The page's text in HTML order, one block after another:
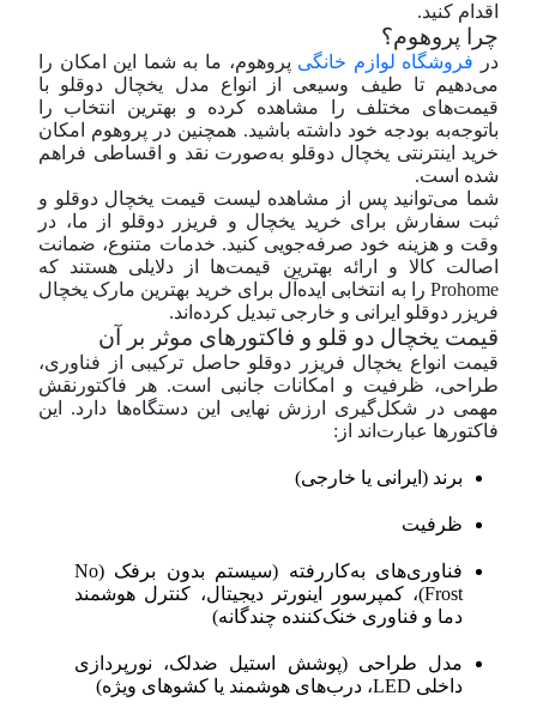
اقدام کنید.
چرا پروهوم؟
در فروشگاه لوازم خانگی پروهوم، ما به شما این امکان را
می‌دهیم تا طیف وسیعی از انواع مدل یخچال دوقلو با
قیمت‌های مختلف را مشاهده کرده و بهترین انتخاب را
با‌توجه‌به بودجه خود داشته باشید. همچنین در پروهوم امکان
خرید اینترنتی یخچال دوقلو به‌صورت نقد و اقساطی فراهم
شده است.
شما می‌توانید پس از مشاهده لیست قیمت یخچال دوقلو و
ثبت سفارش برای خرید یخچال و فریزر دوقلو از ما، در
وقت و هزینه خود صرفه‌جویی کنید. خدمات متنوع، ضمانت
اصالت کالا و ارائه بهترین قیمت‌ها از دلایلی هستند که
Prohome را به انتخابی ایده‌آل برای خرید بهترین مارک یخچال
فریزر دوقلو ایرانی و خارجی تبدیل کرده‌اند.
قيمت يخچال دو قلو و فاکتورهای موثر بر آن
قیمت انواع یخچال فریزر دوقلو حاصل ترکیبی از فناوری،
طراحی، ظرفیت و امکانات جانبی است. هر فاکتورنقش
مهمی در شکل‌گیری ارزش نهایی این دستگاه‌ها دارد. این
فاکتورها عبارت‌اند از:
برند (ایرانی یا خارجی)
ظرفیت
فناوری‌های به‌کاررفته (سیستم بدون برفک (No
Frost)، کمپرسور اینورتر دیجیتال، کنترل هوشمند
دما و فناوری خنک‌کننده چندگانه)
مدل طراحی (پوشش استیل ضدلک، نورپردازی
داخلی LED، درب‌های هوشمند یا کشوهای ویژه)